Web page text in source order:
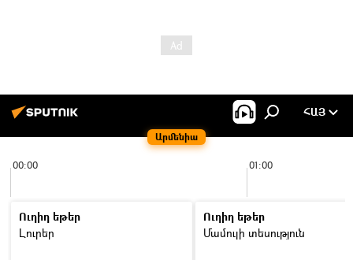
Արմենիա
ՀԱՅ
00:00 01:00
Ուղիղ եթեր
Լուրեր
Ուղիղ եթեր
Մամուլի տեսություն